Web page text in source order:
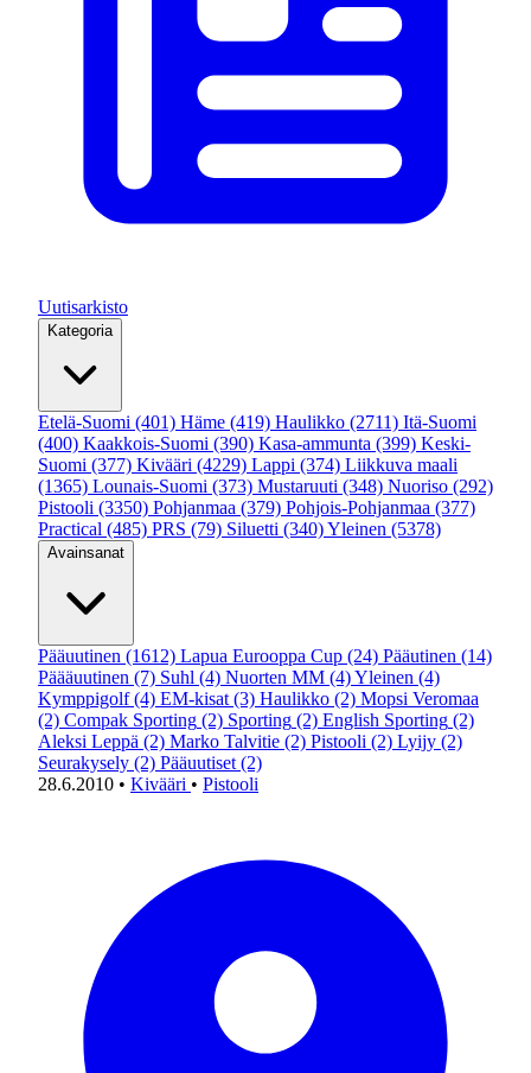
Uutisarkisto
Kategoria
Etelä-Suomi (401) Häme (419) Haulikko (2711) Itä-Suomi
(400) Kaakkois-Suomi (390) Kasa-ammunta (399) Keski-
Suomi (377) Kivääri (4229) Lappi (374) Liikkuva maali
(1365) Lounais-Suomi (373) Mustaruuti (348) Nuoriso (292)
Pistooli (3350) Pohjanmaa (379) Pohjois-Pohjanmaa (377)
Practical (485) PRS (79) Siluetti (340)Yleinen (5378)
Avainsanat
Pääuutinen (1612) Lapua Eurooppa Cup (24) Pääutinen (14)
Päääuutinen (7) Suhl (4) Nuorten MM (4)Yleinen (4)
Kymppigolf (4) EM-kisat (3) Haulikko (2) Mopsi Veromaa
(2) Compak Sporting (2) Sporting (2) English Sporting (2)
Aleksi Leppä (2) Marko Talvitie (2) Pistooli (2) Lyijy (2)
Seurakysely (2) Pääuutiset (2)
28.6.2010 • Kivääri • Pistooli